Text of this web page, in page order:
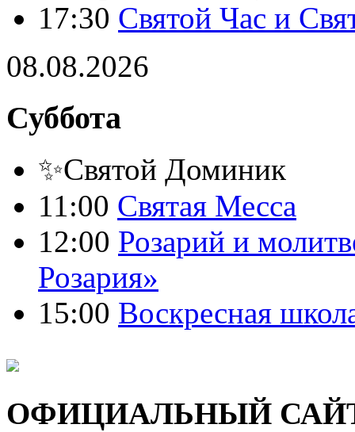
17:30 Святой Час и
08.08.2026
Суббота
✨Святой Доминик
11:00 Святая Месса
12:00 Розарий и
Розария»
15:00 Воскресная
ОФИЦИАЛЬНЫЙ